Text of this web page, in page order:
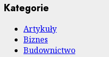
Kategorie
Artykuły
Biznes
Budownictwo